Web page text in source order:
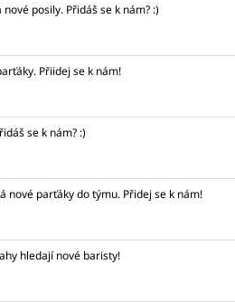
posily. Přidáš se k nám? :)
Přiidej se k nám!
se k nám? :)
nové parťáky do týmu. Přidej se k nám!
hledají nové baristy!